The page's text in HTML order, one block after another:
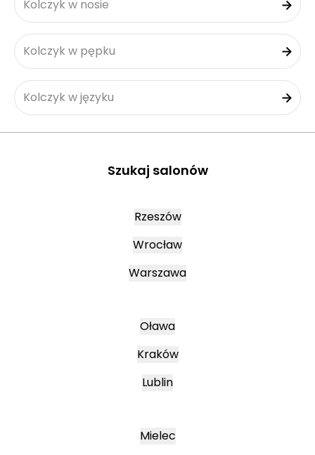
Kolczyk w nosie
Kolczyk w pępku
Kolczyk w języku
Szukaj salonów
Rzeszów
Wrocław
Warszawa
Oława
Kraków
Lublin
Mielec